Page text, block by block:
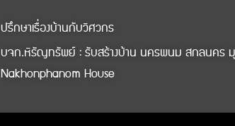
ปรึกษาเรื่องบ้านกับวิศวกร
บจก.หิรัญทรัพย์ : รับสร้างบ้าน นครพนม สกลนคร
Nakhonphanom House